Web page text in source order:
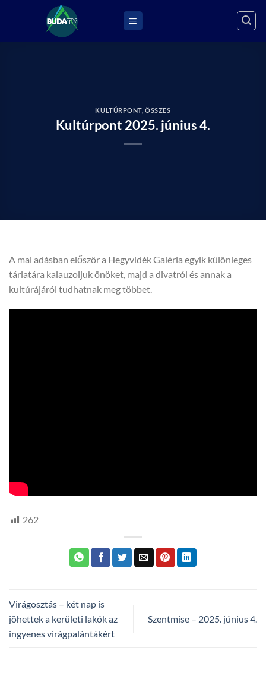
KULTÚRPONT ,ÖSSZES
Kultúrpont 2025. június 4.
A mai adásban először a Hegyvidék Galéria egyik különleges
tárlatára kalauzoljuk önöket, majd a divatról és annak a
kultúrájáról tudhatnak meg többet.
262
Virágosztás – két nap is
jöhettek a kerületi lakók az
ingyenes virágpalántákért
Szentmise – 2025. június 4.